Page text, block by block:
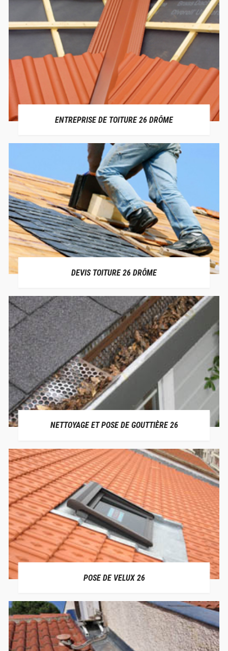
ENTREPRISE DE TOITURE 26 DRÔME
DEVIS TOITURE 26 DRÔME
NETTOYAGE ET POSE DE GOUTTIÈRE 26
POSE DE VELUX 26